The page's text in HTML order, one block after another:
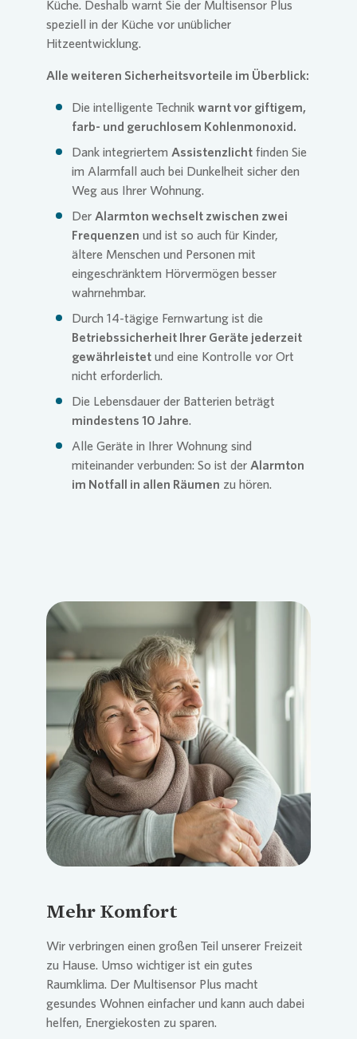
Küche. Deshalb warnt Sie der Multisensor Plus
speziell in der Küche vor unüblicher
Hitzeentwicklung.
Alle weiteren Sicherheitsvorteile im Überblick:
Die intelligente Technik warnt vor giftigem,
farb- und geruchlosem Kohlenmonoxid.
Dank integriertem Assistenzlicht finden Sie
im Alarmfall auch bei Dunkelheit sicher den
Weg aus Ihrer Wohnung.
Der Alarmton wechselt zwischen zwei
Frequenzen und ist so auch für Kinder,
ältere Menschen und Personen mit
eingeschränktem Hörvermögen besser
wahrnehmbar.
Durch 14-tägige Fernwartung ist die
Betriebssicherheit Ihrer Geräte jederzeit
gewährleistet und eine Kontrolle vor Ort
nicht erforderlich.
Die Lebensdauer der Batterien beträgt
mindestens 10 Jahre.
Alle Geräte in Ihrer Wohnung sind
miteinander verbunden: So ist der Alarmton
im Notfall in allen Räumen zu hören.
Loading...
Mehr Komfort
Wir verbringen einen großen Teil unserer Freizeit
zu Hause. Umso wichtiger ist ein gutes
Raumklima. Der Multisensor Plus macht
gesundes Wohnen einfacher und kann auch dabei
helfen, Energiekosten zu sparen.